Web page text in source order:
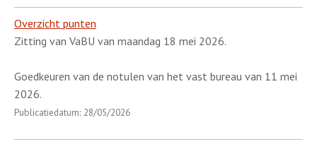
Overzicht punten
Zitting van VaBU van maandag 18 mei 2026.
Goedkeuren van de notulen van het vast bureau van 11 mei
2026.
Publicatiedatum: 28/05/2026